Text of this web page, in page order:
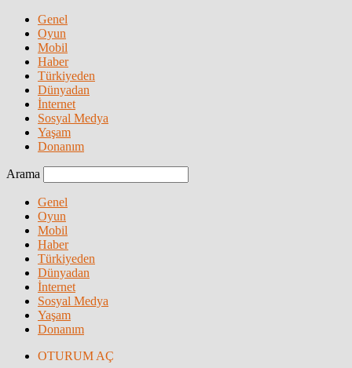
Genel
Oyun
Mobil
Haber
Türkiyeden
Dünyadan
İnternet
Sosyal Medya
Yaşam
Donanım
Arama
Genel
Oyun
Mobil
Haber
Türkiyeden
Dünyadan
İnternet
Sosyal Medya
Yaşam
Donanım
OTURUM AÇ